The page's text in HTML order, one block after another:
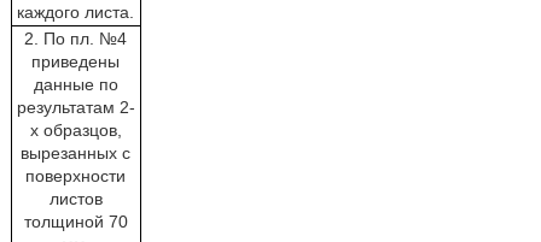
каждого листа.
2. По пл. №4
приведены
данные по
результатам 2-
х образцов,
вырезанных с
поверхности
листов
толщиной 70